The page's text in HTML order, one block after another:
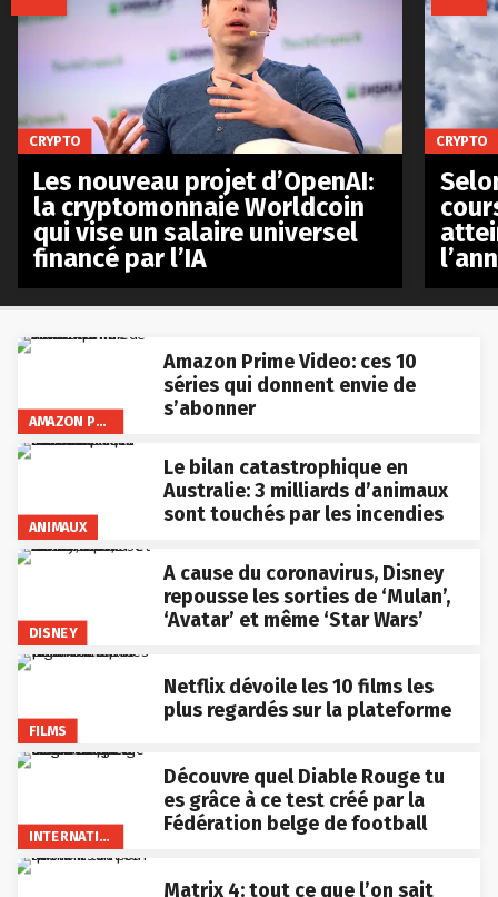
AMAZON PRIME VIDEO
Amazon Prime Video: ces 10
séries qui donnent envie de
s’abonner
ANIMAUX
Le bilan catastrophique en
Australie: 3 milliards d’animaux
sont touchés par les incendies
DISNEY
A cause du coronavirus, Disney
repousse les sorties de ‘Mulan’,
‘Avatar’ et même ‘Star Wars’
FILMS
Netflix dévoile les 10 films les
plus regardés sur la plateforme
INTERNATIONAL
Découvre quel Diable Rouge tu
es grâce à ce test créé par la
Fédération belge de football
Matrix 4: tout ce que l’on sait
CRYPTO
Les nouveau projet d’OpenAI:
la cryptomonnaie Worldcoin
qui vise un salaire universel
financé par l’IA
CRYPTO